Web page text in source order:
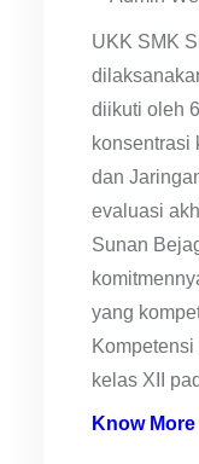
UKK SMK
diikuti oleh
konsentrasi
dan
evaluasi
Sunan
yang
kelas XII
Know More